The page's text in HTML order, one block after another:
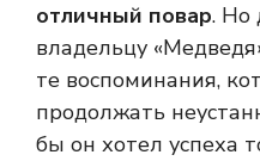
отличный повар. Но
владельцу
те воспоминания,
продолжать
бы он хотел успеха